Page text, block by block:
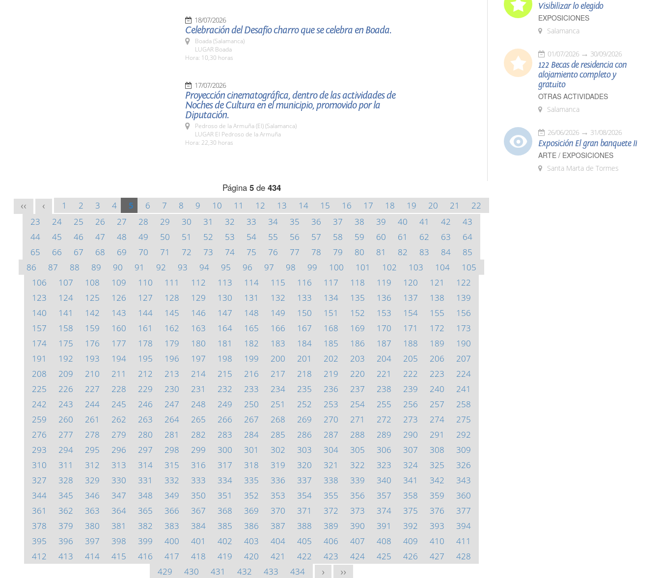
18/07/2026
Celebración del Desafío charro que se celebra en Boada.
Boada (Salamanca)
LUGAR Boada
Hora: 10,30 horas
17/07/2026
Proyección cinematográfica, dentro de las actividades de
Noches de Cultura en el municipio, promovido por la
Diputación.
Pedroso de la Armuña (El) (Salamanca)
LUGAR El Pedroso de la Armuña
Hora: 22,30 horas
Página 5de 434
<< < 1 2 3 4 5 6 7 8 9 10 11 12 13 14 15 16 17 18 19 20 21
22
23
24 25 26 27 28 29 30 31 32 33 34 35 36 37 38 39 40 41 42
43
44
45 46 47 48 49 50 51 52 53 54 55 56 57 58 59 60 61 62 63
64
65
66 67 68 69 70 71 72 73 74 75 76 77 78 79 80 81 82 83 84
85
86
87 88 89 90 91 92 93 94 95 96 97 98 99 100 101 102 103 104
105
106
107 108 109 110 111 112 113 114 115 116 117 118 119 120 121
122
123
124 125 126 127 128 129 130 131 132 133 134 135 136 137 138
139
140
141 142 143 144 145 146 147 148 149 150 151 152 153 154 155
156
157
158 159 160 161 162 163 164 165 166 167 168 169 170 171 172
173
174
175 176 177 178 179 180 181 182 183 184 185 186 187 188 189
190
191
192 193 194 195 196 197 198 199 200 201 202 203 204 205 206
207
208
209 210 211 212 213 214 215 216 217 218 219 220 221 222 223
224
225
226 227 228 229 230 231 232 233 234 235 236 237 238 239 240
241
242
243 244 245 246 247 248 249 250 251 252 253 254 255 256 257
258
259
260 261 262 263 264 265 266 267 268 269 270 271 272 273 274
275
276
277 278 279 280 281 282 283 284 285 286 287 288 289 290 291
292
293
294 295 296 297 298 299 300 301 302 303 304 305 306 307 308
309
310
311 312 313 314 315 316 317 318 319 320 321 322 323 324 325
326
327
328 329 330 331 332 333 334 335 336 337 338 339 340 341 342
343
344
345 346 347 348 349 350 351 352 353 354 355 356 357 358 359
360
361
362 363 364 365 366 367 368 369 370 371 372 373 374 375 376
377
378
379 380 381 382 383 384 385 386 387 388 389 390 391 392 393
394
395
396 397 398 399 400 401 402 403 404 405 406 407 408 409 410
411
412
413 414 415 416 417 418 419 420 421 422 423 424 425 426 427
428
429
430 431 432 433 434 > >>
Visibilizar lo elegido
EXPOSICIONES
Salamanca
01/07/2026 30/09/2026
122 Becas de residencia con
alojamiento completo y
gratuito
OTRAS ACTIVIDADES
Salamanca
26/06/2026 31/08/2026
Exposición El gran banquete II
ARTE / EXPOSICIONES
Santa Marta de Tormes